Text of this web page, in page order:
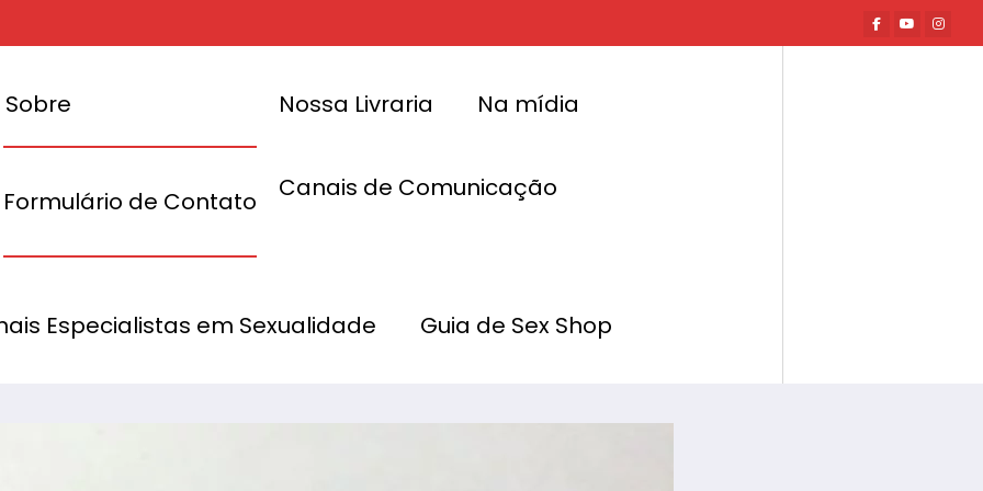
Sobre
Formulário de Contato
Nossa Livraria Na mídia
Canais de Comunicação
Especialistas em Sexualidade Guia de Sex Shop
Egg de